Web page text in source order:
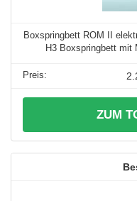
Boxspringbett ROM II
H3 Boxspringbett mit
ZUM